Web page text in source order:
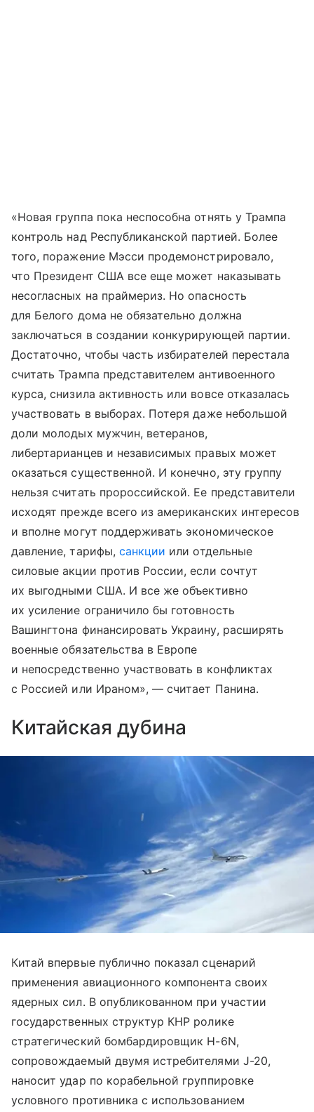
«Новая группа пока неспособна отнять у Трампа
контроль над Республиканской партией. Более
того, поражение Мэсси продемонстрировало,
что Президент США все еще может наказывать
несогласных на праймериз. Но опасность
для Белого дома не обязательно должна
заключаться в создании конкурирующей партии.
Достаточно, чтобы часть избирателей перестала
считать Трампа представителем антивоенного
курса, снизила активность или вовсе отказалась
участвовать в выборах. Потеря даже небольшой
доли молодых мужчин, ветеранов,
либертарианцев и независимых правых может
оказаться существенной. И конечно, эту группу
нельзя считать пророссийской. Ее представители
исходят прежде всего из американских интересов
и вполне могут поддерживать экономическое
давление, тарифы, санкции или отдельные
силовые акции против России, если сочтут
их выгодными США. И все же объективно
их усиление ограничило бы готовность
Вашингтона финансировать Украину, расширять
военные обязательства в Европе
и непосредственно участвовать в конфликтах
с Россией или Ираном», — считает Панина.
Китайская дубина
Китай впервые публично показал сценарий
применения авиационного компонента своих
ядерных сил. В опубликованном при участии
государственных структур КНР ролике
стратегический бомбардировщик H-6N,
сопровождаемый двумя истребителями J-20,
наносит удар по корабельной группировке
условного противника с использованием